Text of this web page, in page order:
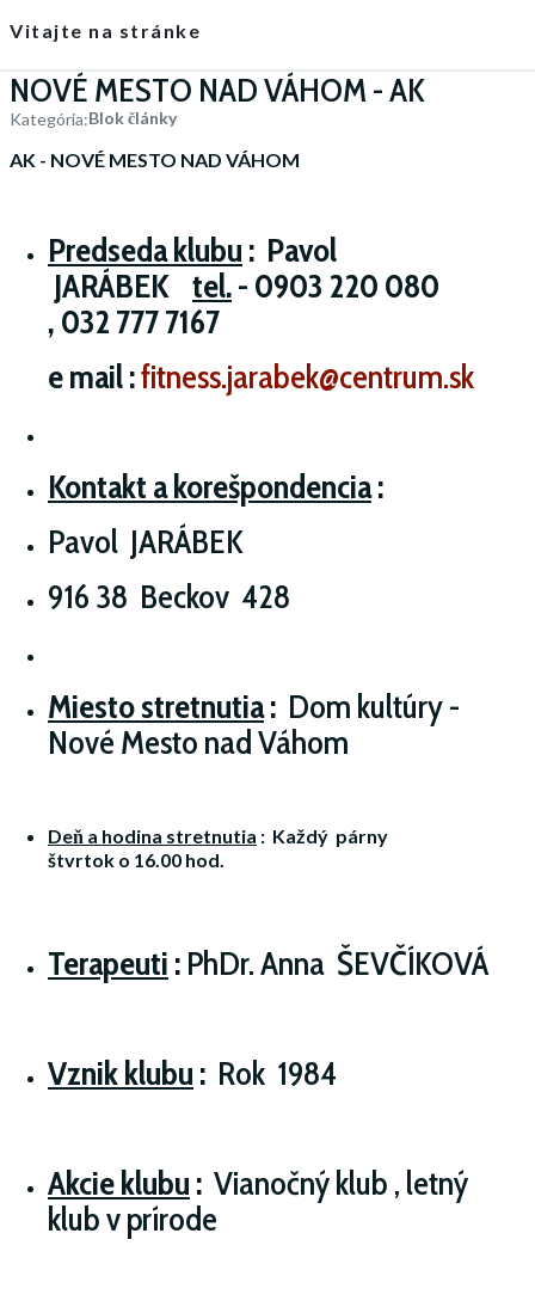
Vitajte na stránke
NOVÉ MESTO NAD VÁHOM - AK
Kategória:Blok články
AK - NOVÉ MESTO NAD VÁHOM
Predseda klubu : Pavol
JARÁBEK tel.- 0903 220 080
, 032 777 7167
e mail :fitness.jarabek@centrum.sk
Kontakt a korešpondencia:
Pavol JARÁBEK
916 38 Beckov 428
Miesto stretnutia: Dom kultúry -
Nové Mesto nad Váhom
Deň a hodina stretnutia : Každý párny
štvrtok o 16.00 hod.
Terapeuti : PhDr. Anna ŠEVČÍKOVÁ
Vznik klubu : Rok 1984
Akcie klubu : Vianočný klub , letný
klub v prírode